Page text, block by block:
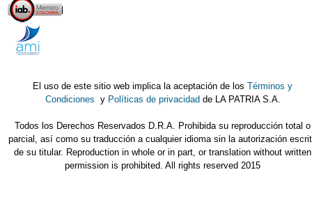
El uso de este sitio web implica la aceptación de losTérminos y
Condiciones y Políticas de privacidad de LA PATRIA S.A.
Todos los Derechos Reservados D.R.A. Prohibida su reproducción total o
parcial, así como su traducción a cualquier idioma sin la autorización
de su titular. Reproduction in whole or in part, or translation without written
permission is prohibited. All rights reserved 2015